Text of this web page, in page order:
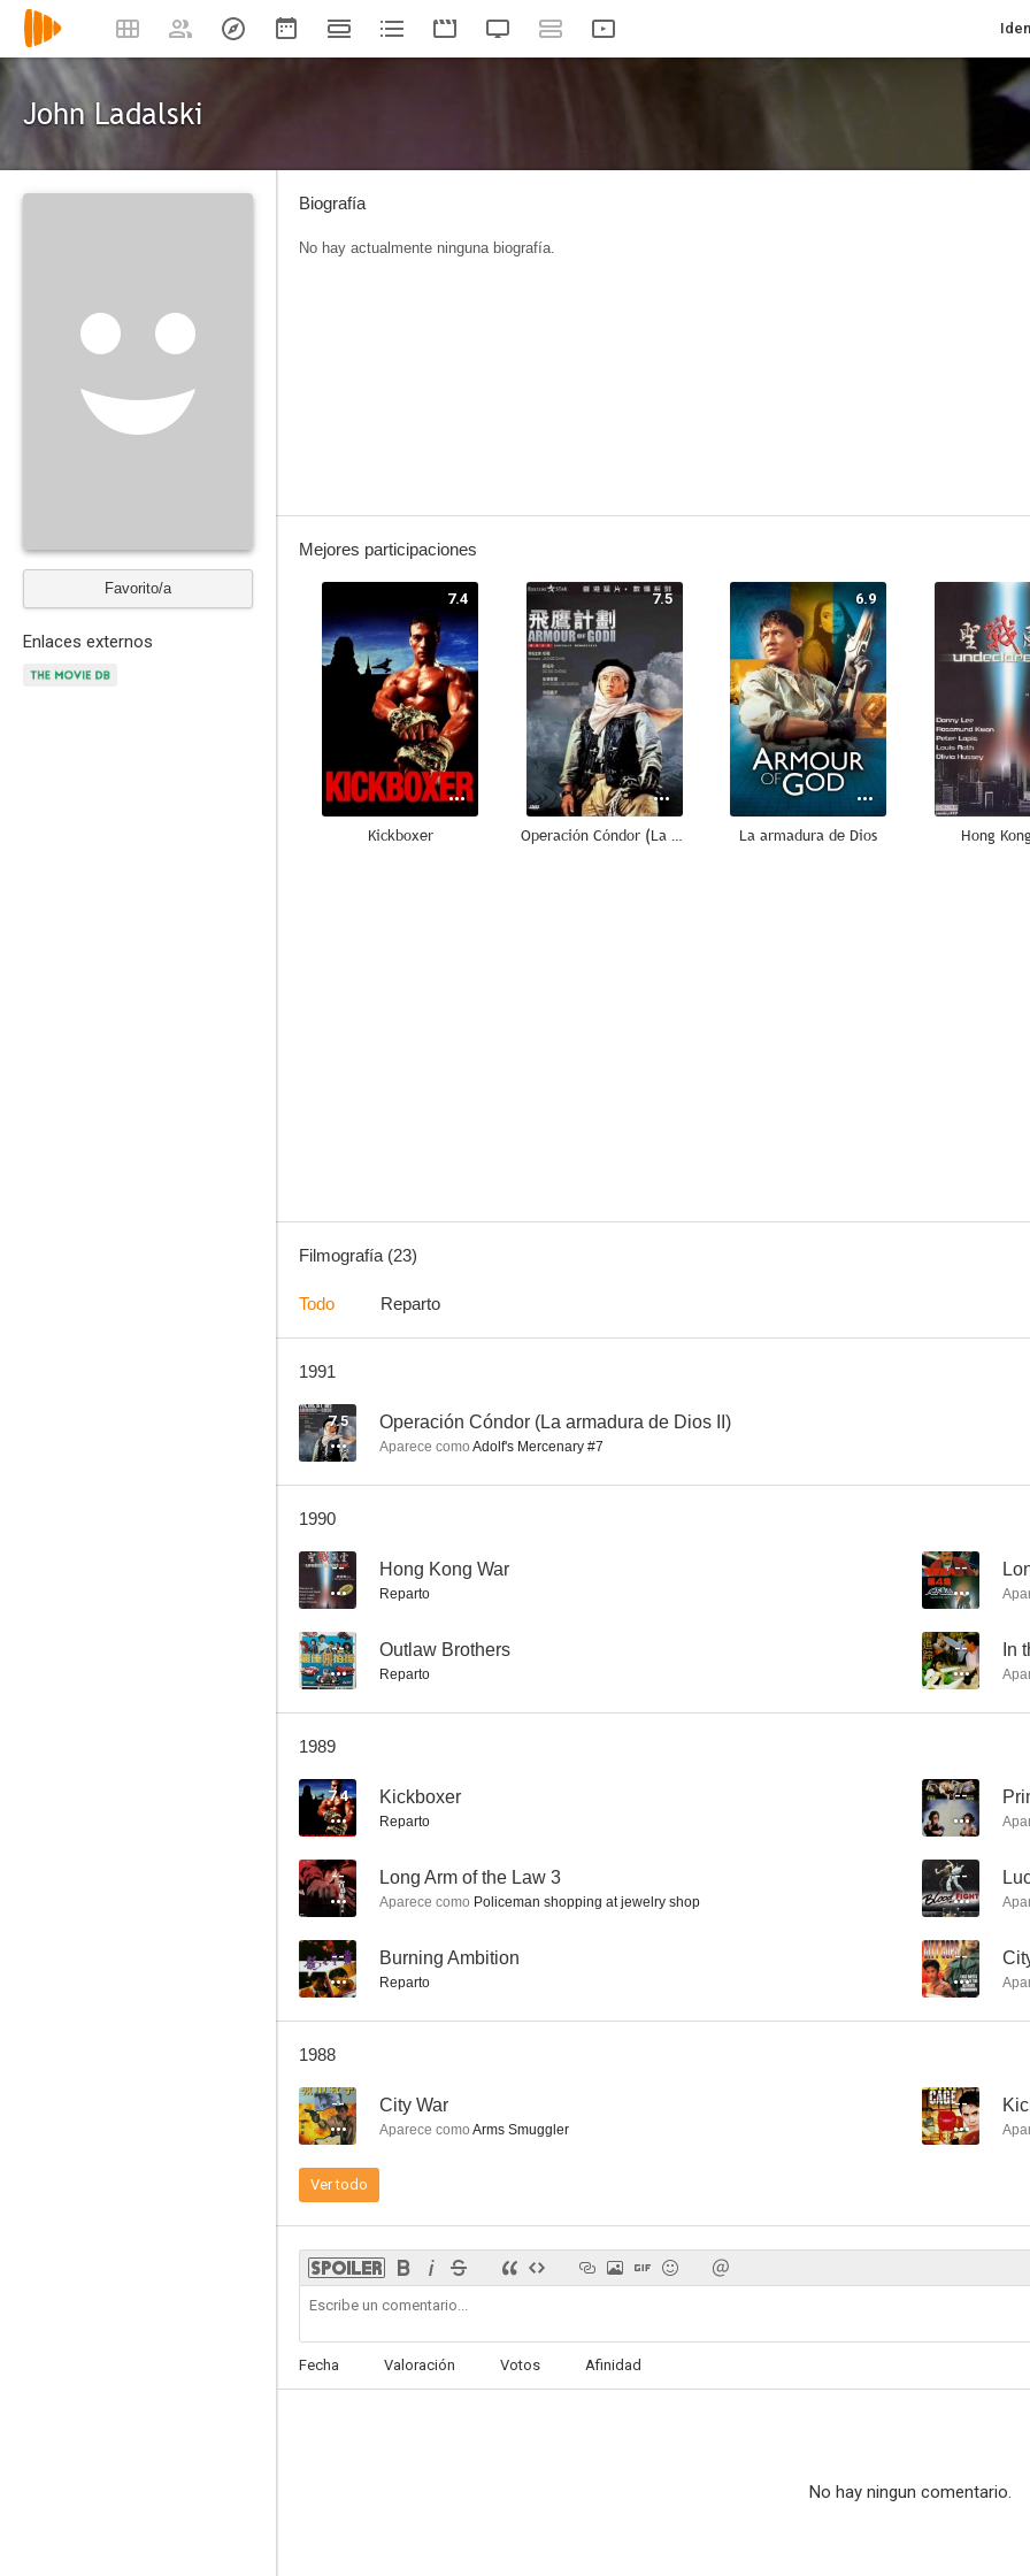
John Ladalski
Favorito/a
Enlaces externos
Biografía
No hay actualmente ninguna biografía.
Mejores participaciones
7.4
Kickboxer
7.5
Operación Cóndor (La armadura de Dios II)
6.9
La armadura de Dios Hong
--
Three Warriors
--
My
Filmografía (23)
Todo Reparto
1991
7.5 Operación Cóndor (La armadura de Dios II)
Aparece como Adolf's Mercenary #7
1990
-- Hong Kong War
Reparto
--
-- Outlaw Brothers
Reparto
-- In
1989
7.4 Kickboxer
Reparto
--
-- Long Arm of the Law 3
Aparece como Policeman shopping at jewelry shop
--
-- Burning Ambition
Reparto
--
1988
-- City War
Aparece como Arms Smuggler
--
Ver todo
Fecha Valoración Votos Afinidad
No hay ningun comentario.